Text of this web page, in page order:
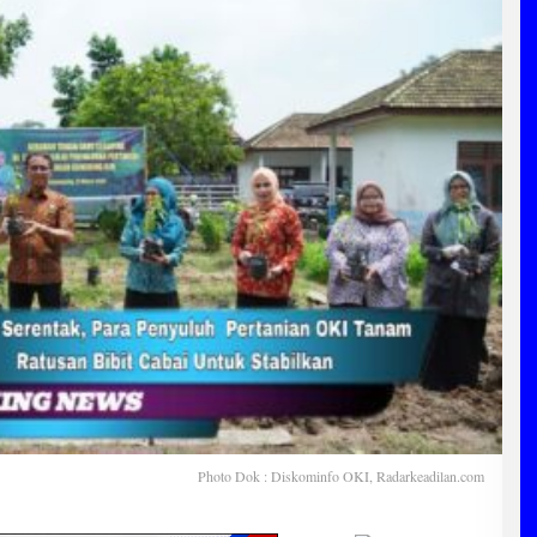
Photo Dok : Diskominfo OKI, Radarkeadilan.com